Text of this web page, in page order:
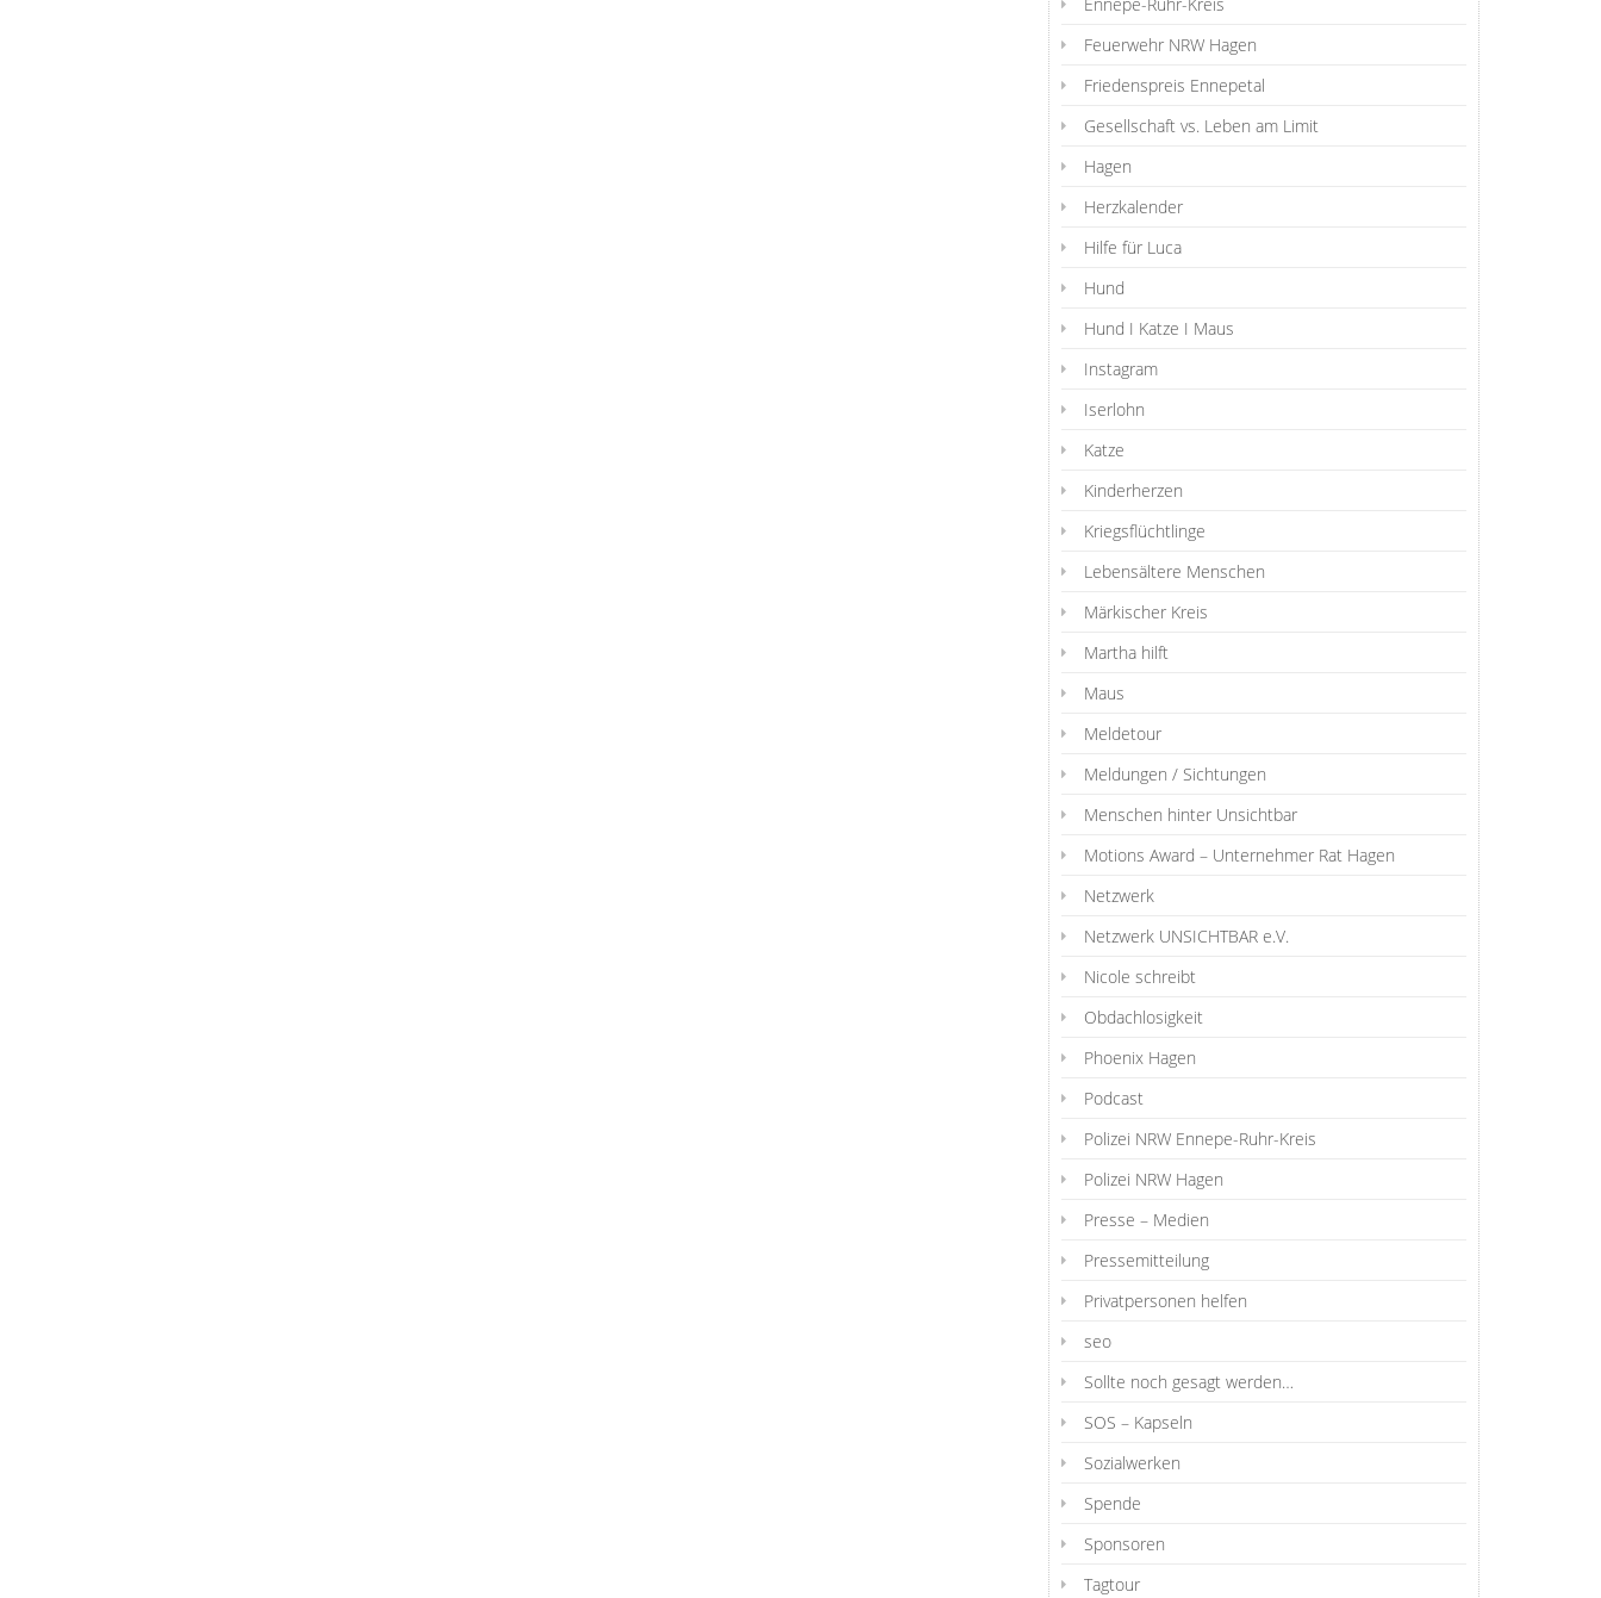
Feuerwehr NRW Hagen
Friedenspreis Ennepetal
Gesellschaft vs. Leben am Limit
Hagen
Herzkalender
Hilfe für Luca
Hund
Hund I Katze I Maus
Instagram
Iserlohn
Katze
Kinderherzen
Kriegsflüchtlinge
Lebensältere Menschen
Märkischer Kreis
Martha hilft
Maus
Meldetour
Meldungen / Sichtungen
Menschen hinter Unsichtbar
Motions Award – Unternehmer Rat Hagen
Netzwerk
Netzwerk UNSICHTBAR e.V.
Nicole schreibt
Obdachlosigkeit
Phoenix Hagen
Podcast
Polizei NRW Ennepe-Ruhr-Kreis
Polizei NRW Hagen
Presse – Medien
Pressemitteilung
Privatpersonen helfen
seo
Sollte noch gesagt werden…
SOS – Kapseln
Sozialwerken
Spende
Sponsoren
Tagtour